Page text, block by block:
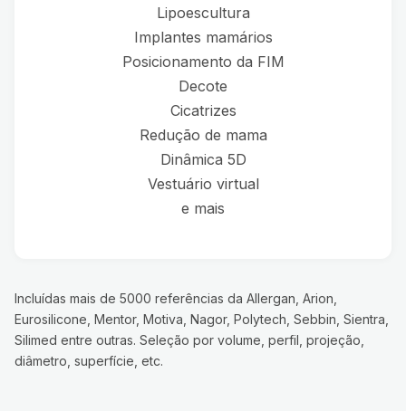
Lipoescultura
Implantes mamários
Posicionamento da FIM
Decote
Cicatrizes
Redução de mama
Dinâmica 5D
Vestuário virtual
e mais
Incluídas mais de 5000 referências da Allergan, Arion,
Eurosilicone, Mentor, Motiva, Nagor, Polytech, Sebbin, Sientra,
Silimed entre outras. Seleção por volume, perfil, projeção,
diâmetro, superfície, etc.